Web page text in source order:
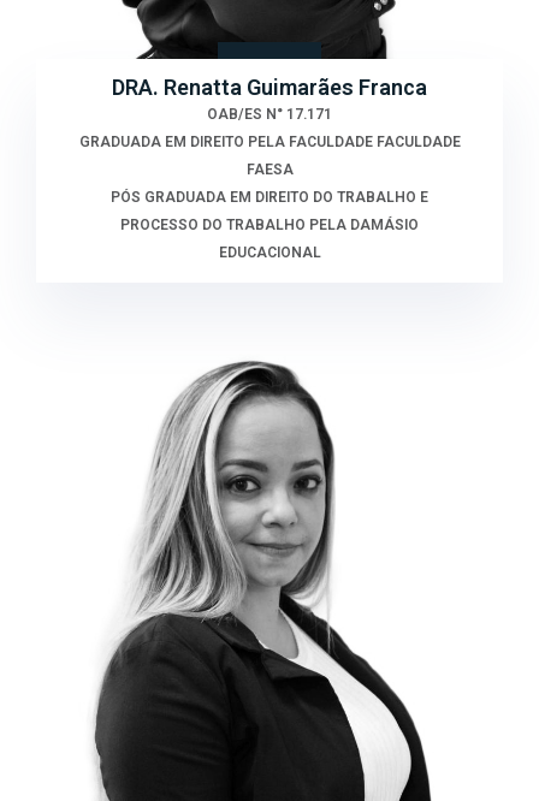
DRA. Renatta Guimarães Franca
OAB/ES N° 17.171
GRADUADA EM DIREITO PELA FACULDADE FACULDADE
FAESA
PÓS GRADUADA EM DIREITO DO TRABALHO E
PROCESSO DO TRABALHO PELA DAMÁSIO
EDUCACIONAL